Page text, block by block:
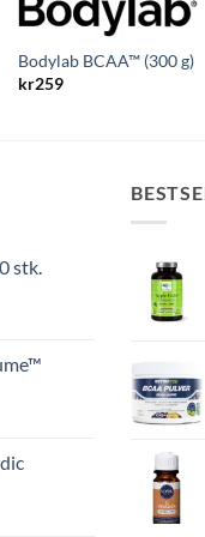
Bodylab BCAA™ (300 g)
kr259
stk.